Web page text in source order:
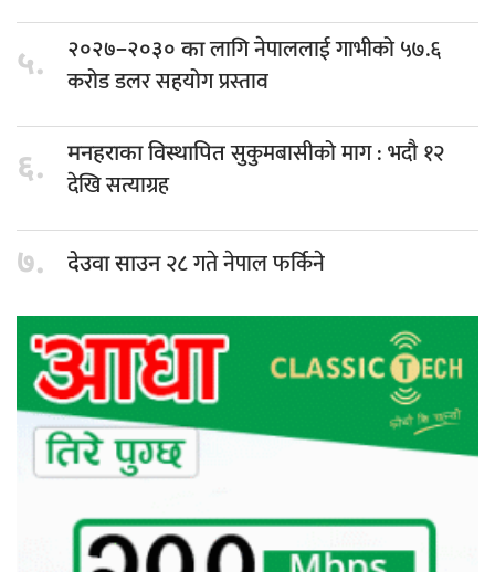
५. २०२७–२०३० कालागि नेपाललाई गाभीको ५७.६
करोड डलर सहयोग प्रस्ताव
६. मनहराका विस्थापितसुकुमबासीको माग : भदौ १२
देखि सत्याग्रह
७. देउवा साउन२८ गते नेपाल फर्किने